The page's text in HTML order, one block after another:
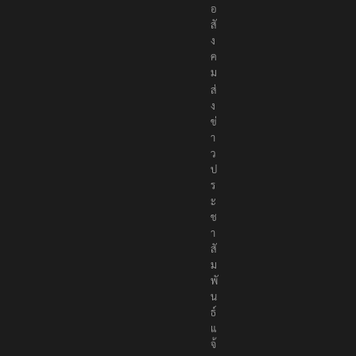
อ
สั
ง
ค
ม
ส่
ง
ข่
า
ว
ป
ร
ะ
ช
า
สั
ม
พั
น
ธ์
แ
จ้